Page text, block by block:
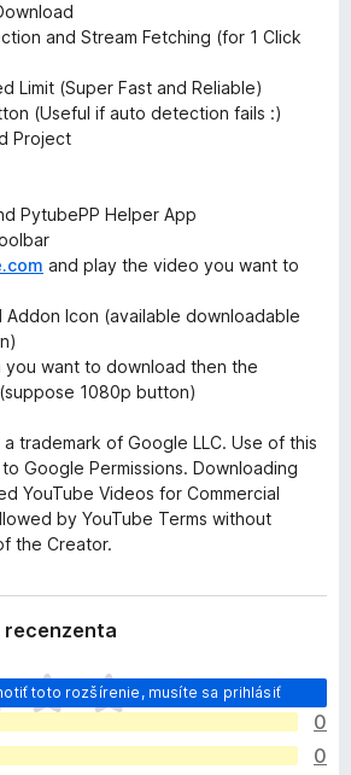
and Stream Fetching (for 1 Click
Limit (Super Fast and Reliable)
(Useful if auto detection fails :)
Project
PytubePP Helper App
and play the video you want to
Icon (available downloadable
you want to download then the
1080p button)
trademark of Google LLC. Use of this
Google Permissions. Downloading
YouTube Videos for Commercial
by YouTube Terms without
the Creator.
recenzenta
toto rozšírenie, musíte sa prihlásiť
0
0